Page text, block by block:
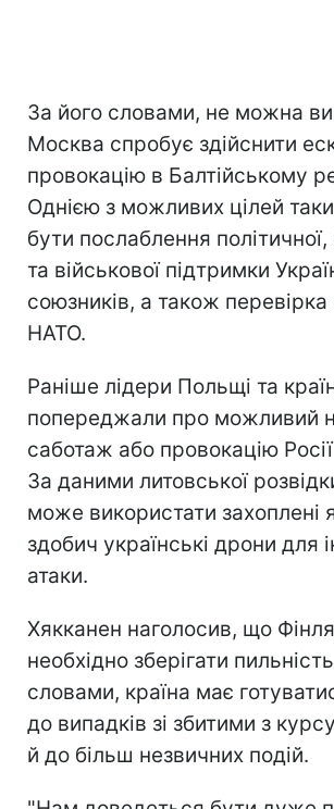
За його словами, не можна
Москва спробує здійснити
провокацію в Балтійському
Однією з можливих цілей
бути послаблення політичної,
та військової підтримки
союзників, а також перевірка
НАТО.
Раніше лідери Польщі та
попереджали про можливий
саботаж або провокацію Росії
За даними литовської
може використати захоплені
здобич українські дрони для
атаки.
Хякканен наголосив, що
необхідно зберігати
словами, країна має
до випадків зі збитими з
й до більш незвичних подій.